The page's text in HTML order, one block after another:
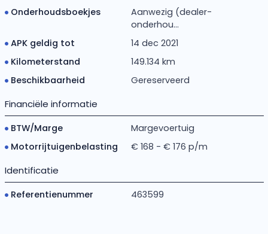
Onderhoudsboekjes
Aanwezig (dealer-
onderhou...
APK geldig tot
14 dec 2021
Kilometerstand
149.134 km
Beschikbaarheid
Gereserveerd
Financiële informatie
BTW/Marge
Margevoertuig
Motorrijtuigenbelasting
€ 168 - € 176 p/m
Identificatie
Referentienummer 463599